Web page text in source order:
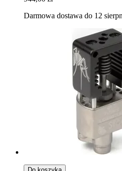
Darmowa dostawa do 12